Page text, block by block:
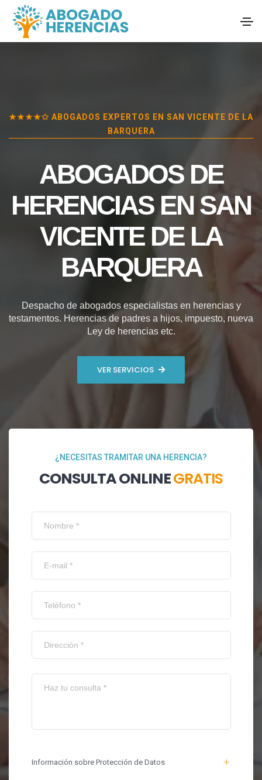
★★★★✩ ABOGADOS EXPERTOS EN SAN VICENTE DE LA
BARQUERA
ABOGADOS DE
HERENCIAS EN SAN
VICENTE DE LA
BARQUERA
Despacho de abogados especialistas en herencias y
testamentos. Herencias de padres a hijos, impuesto, nueva
Ley de herencias etc.
VER SERVICIOS
¿NECESITAS TRAMITAR UNA HERENCIA?
CONSULTA ONLINEGRATIS
Información sobre Protección de Datos